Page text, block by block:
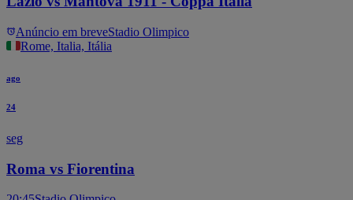
Anúncio em breveStadio Olimpico
Rome, Italia, Itália
ago
24
seg
Roma vs Fiorentina